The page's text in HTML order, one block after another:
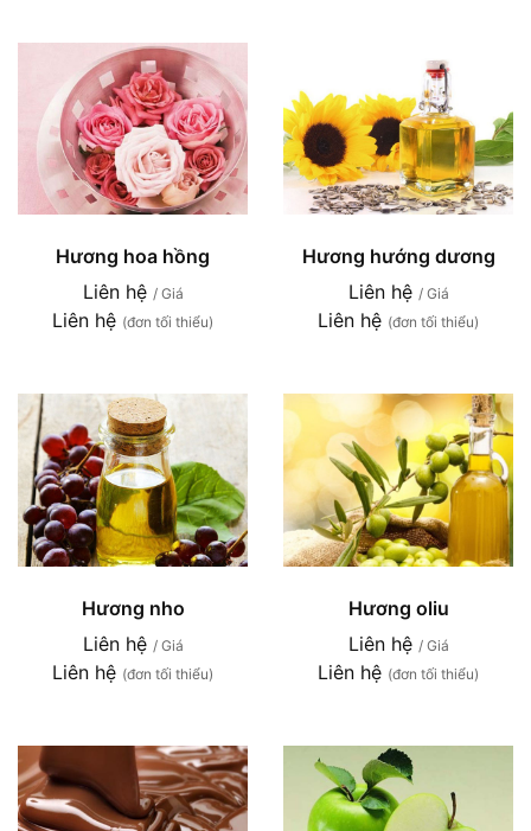
Hương hoa hồng
Liên hệ / Giá
Liên hệ (đơn tối thiểu)
Hương hướng dương
Liên hệ / Giá
Liên hệ (đơn tối thiểu)
Hương nho
Liên hệ / Giá
Liên hệ (đơn tối thiểu)
Hương oliu
Liên hệ / Giá
Liên hệ (đơn tối thiểu)